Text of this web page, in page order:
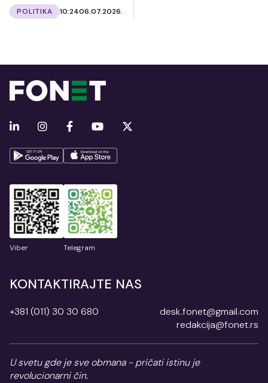
POLITIKA 10:2406.07.2026.
Viber Telegram
KONTAKTIRAJTE NAS
+381 (011) 30 30 680
desk.fonet@gmail.com
redakcija@fonet.rs
U svetu gde je sve obmana - pričati istinu je
revolucionarni čin.